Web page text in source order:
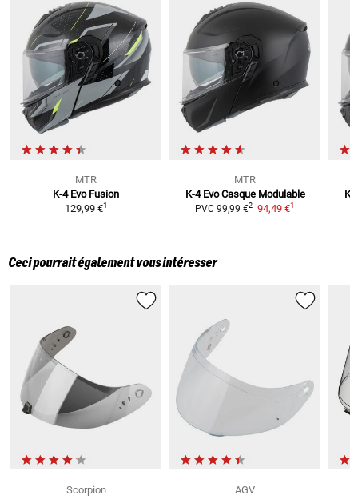
MTR
K-4 Evo Fusion
129,99 €1
MTR
K-4 Evo Casque Modulable
PVC 99,99 €2 94,49 €1
K-
Ceci pourrait également vous intéresser
Scorpion
AGV